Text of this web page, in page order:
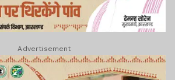
Advertisement